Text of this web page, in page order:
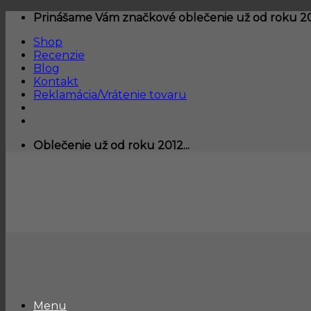
Skip
content
Prinášame Vám značkové oblečenie už od roku
Shop
Recenzie
Blog
Kontakt
Reklamácia/Vrátenie tovaru
Oblečenie už od roku 2012...
Menu